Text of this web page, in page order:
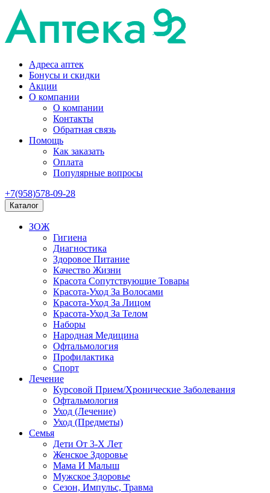
Адреса аптек
Бонусы и скидки
Акции
О компании
О компании
Контакты
Обратная связь
Помощь
Как заказать
Оплата
Популярные вопросы
+7(958)578-09-28
Каталог
ЗОЖ
Гигиена
Диагностика
Здоровое Питание
Качество Жизни
Красота Сопутствующие Товары
Красота-Уход За Волосами
Красота-Уход За Лицом
Красота-Уход За Телом
Наборы
Народная Медицина
Офтальмология
Профилактика
Спорт
Лечение
Курсовой Прием/Хронические Заболевания
Офтальмология
Уход (Лечение)
Уход (Предметы)
Семья
Дети От 3-Х Лет
Женское Здоровье
Мама И Малыш
Мужское Здоровье
Сезон, Импульс, Травма